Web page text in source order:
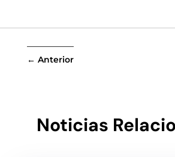
← Anterior
Noticias